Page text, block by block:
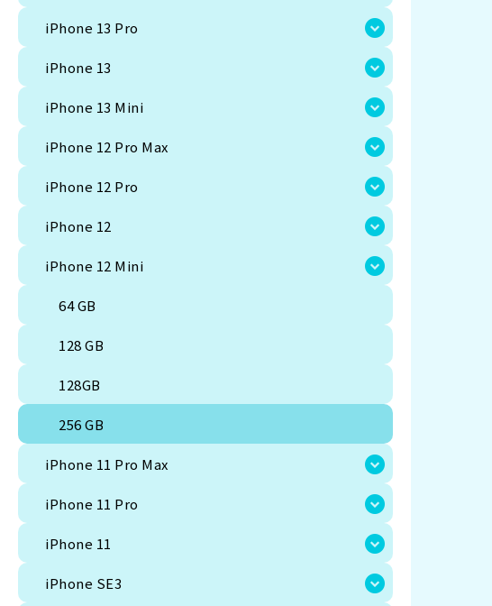
iPhone 13 Pro
iPhone 13
iPhone 13 Mini
iPhone 12 Pro Max
iPhone 12 Pro
iPhone 12
iPhone 12 Mini
64 GB
128 GB
128GB
256 GB
iPhone 11 Pro Max
iPhone 11 Pro
iPhone 11
iPhone SE3
iPhone 13
iPhone 13 Mini
iPhone 12 Pro Max
iPhone 12 Pro
iPhone 12
iPhone 12 Mini
64 GB
128 GB
128GB
256 GB
iPhone 11 Pro Max
iPhone 11 Pro
iPhone 11
iPhone SE3
iPhone SE2